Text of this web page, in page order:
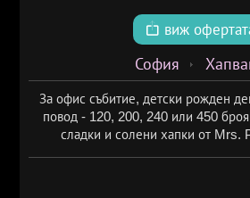
виж
София
За офис събитие, детски рожден
повод - 120, 200, 240 или 450
сладки и солени хапки от Mrs.